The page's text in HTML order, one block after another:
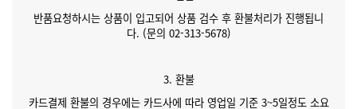
반품요청하시는 상품이 입고되어 상품 검수 후 환불처리가 진행됩니
다. (문의 02-313-5678)
3. 환불
카드결제 환불의 경우에는 카드사에 따라 영업일 기준 3~5일정도 소요